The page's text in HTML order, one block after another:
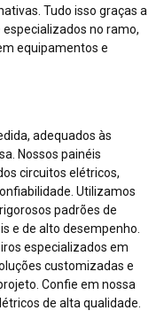
Tudo isso graças a
no ramo,
equipamentos e
adequados às
Nossos painéis
circuitos elétricos,
Utilizamos
padrões de
e de alto desempenho.
especializados em
customizadas e
Confie em nossa
de alta qualidade.